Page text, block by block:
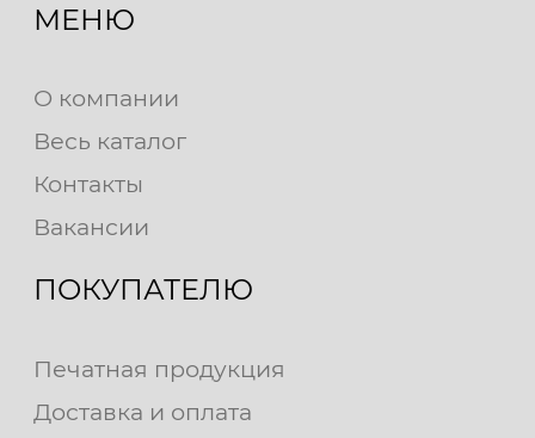
МЕНЮ
О компании
Весь каталог
Контакты
Вакансии
ПОКУПАТЕЛЮ
Печатная продукция
Доставка и оплата